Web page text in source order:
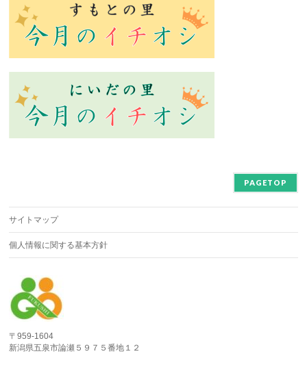
PAGETOP
サイトマップ
個人情報に関する基本方針
〒959-1604
新潟県五泉市論瀬５９７５番地１２